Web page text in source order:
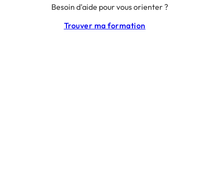
Besoin d'aide pour vous orienter ?
Trouver ma formation
RGPD